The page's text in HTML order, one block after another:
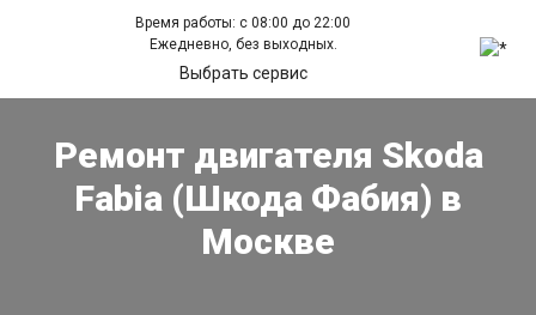
Время работы: с 08:00 до 22:00
Ежедневно, без выходных.
Выбрать сервис
Ремонт двигателя Skoda
Fabia (Шкода Фабия) в
Москве